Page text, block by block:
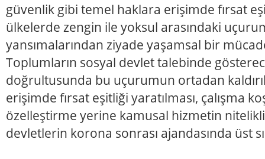
güvenlik gibi temel haklara erişimde fırsat
ülkelerde zengin ile yoksul arasındaki
yansımalarından ziyade yaşamsal bir
Toplumların sosyal devlet talebinde
doğrultusunda bu uçurumun ortadan
erişimde fırsat eşitliği yaratılması, çalışma
özelleştirme yerine kamusal hizmetin
devletlerin korona sonrası ajandasında üst